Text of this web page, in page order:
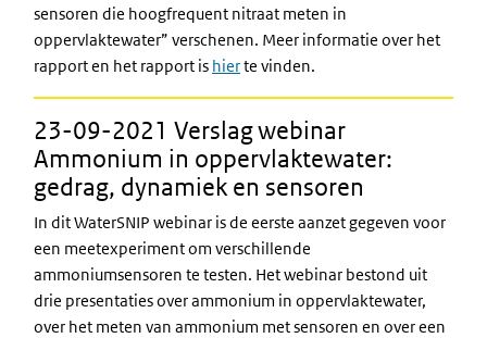
sensoren die hoogfrequent nitraat meten in
oppervlaktewater” verschenen. Meer informatie over het
rapport en het rapport is hierte vinden.
23-09-2021 Verslag webinar
Ammonium in oppervlaktewater:
gedrag, dynamiek en sensoren
In dit WaterSNIP webinar is de eerste aanzet gegeven voor
een meetexperiment om verschillende
ammoniumsensoren te testen. Het webinar bestond uit
drie presentaties over ammonium in oppervlaktewater,
over het meten van ammonium met sensoren en over een